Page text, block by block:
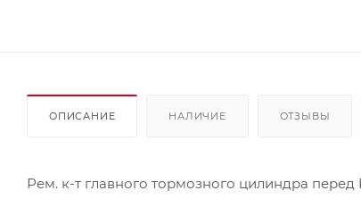
ОПИСАНИЕ НАЛИЧИЕ ОТЗЫВЫ
Рем. к-т главного тормозного цилиндра перед